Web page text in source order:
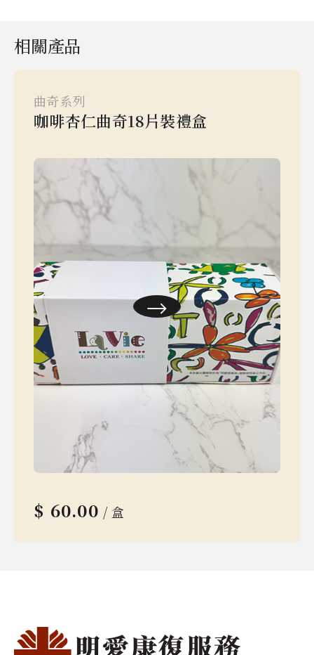
相關產品
曲奇系列
咖啡杏仁曲奇18片裝禮盒
$ 60.00 / 盒